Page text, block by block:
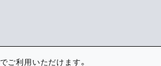
ご利用いただけます。